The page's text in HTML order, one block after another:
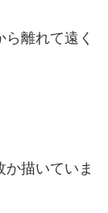
離れて遠く
描いていま